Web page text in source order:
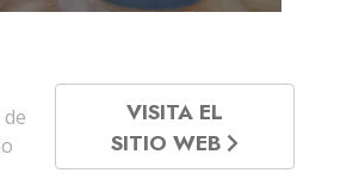
VISITA EL
SITIO WEB